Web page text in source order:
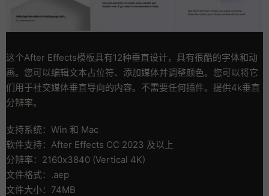
这个After Effects模板具有12种垂直设计，具有很酷的字体和动
画。您可以编辑文本占位符、添加媒体并调整颜色。您可以将它
们用于社交媒体垂直导向的内容。不需要任何插件。提供4k垂直
分辨率。
支持系统：Win 和 Mac
软件支持：After Effects CC 2023 及以上
分辨率：2160x3840 (Vertical 4K)
文件格式：.aep
文件大小：74MB